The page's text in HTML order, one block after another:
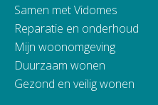
Samen met Vidomes
Reparatie en onderhoud
Mijn woonomgeving
Duurzaam wonen
Gezond en veilig wonen